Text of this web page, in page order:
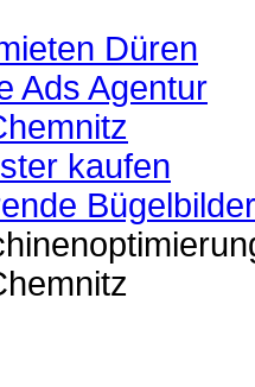
Düren
Ads Agentur
kaufen
Bügelbilder